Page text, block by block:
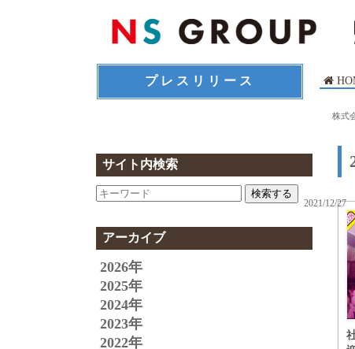
プレスリリース
株式
サイト内検索
検索する
アーカイブ
2026年
2025年
2024年
2023年
2022年
2021/12/27